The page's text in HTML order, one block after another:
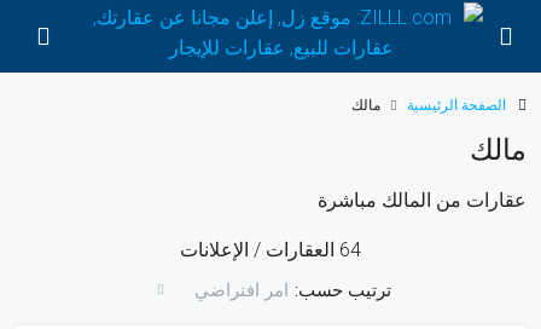
الصفحة الرئيسية مالك
مالك
عقارات من المالك مباشرة
64 العقارات / الإعلانات
ترتيب حسب: امر افتراضي